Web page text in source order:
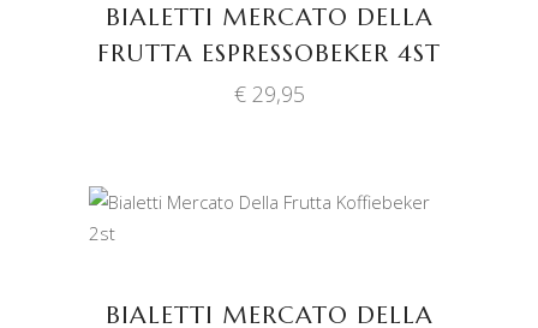
BIALETTI MERCATO DELLA
FRUTTA ESPRESSOBEKER 4ST
€29,95
BIALETTI MERCATO DELLA